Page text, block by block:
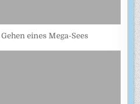
eines Mega-Sees